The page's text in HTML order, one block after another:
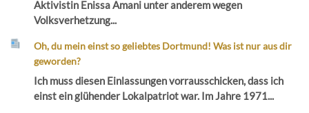
Aktivistin Enissa Amani unter anderem wegen
Volksverhetzung...
Oh, du mein einst so geliebtes Dortmund! Was ist nur aus dir
geworden?
Ich muss diesen Einlassungen vorrausschicken, dass ich
einst ein glühender Lokalpatriot war. Im Jahre 1971...